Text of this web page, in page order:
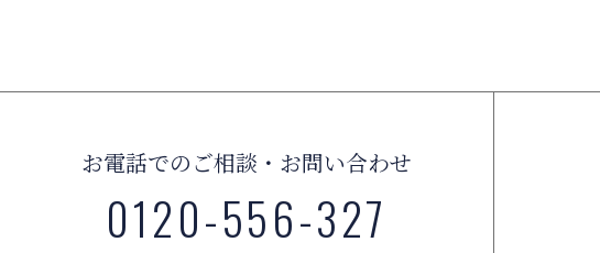
お電話でのご相談・お問い合わせ
0120-556-327